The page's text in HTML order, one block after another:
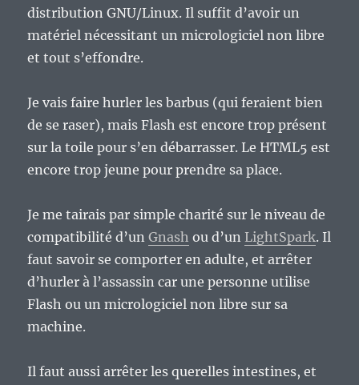
distribution GNU/Linux. Il suffit d’avoir un
matériel nécessitant un micrologiciel non libre
et tout s’effondre.
Je vais faire hurler les barbus (qui feraient bien
de se raser), mais Flash est encore trop présent
sur la toile pour s’en débarrasser. Le HTML5 est
encore trop jeune pour prendre sa place.
Je me tairais par simple charité sur le niveau de
compatibilité d’unGnash ou d’un LightSpark. Il
faut savoir se comporter en adulte, et arrêter
d’hurler à l’assassin car une personne utilise
Flash ou un micrologiciel non libre sur sa
machine.
Il faut aussi arrêter les querelles intestines, et